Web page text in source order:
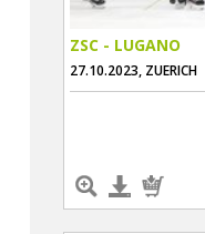
ZSC - LUGANO
27.10.2023, ZUERICH